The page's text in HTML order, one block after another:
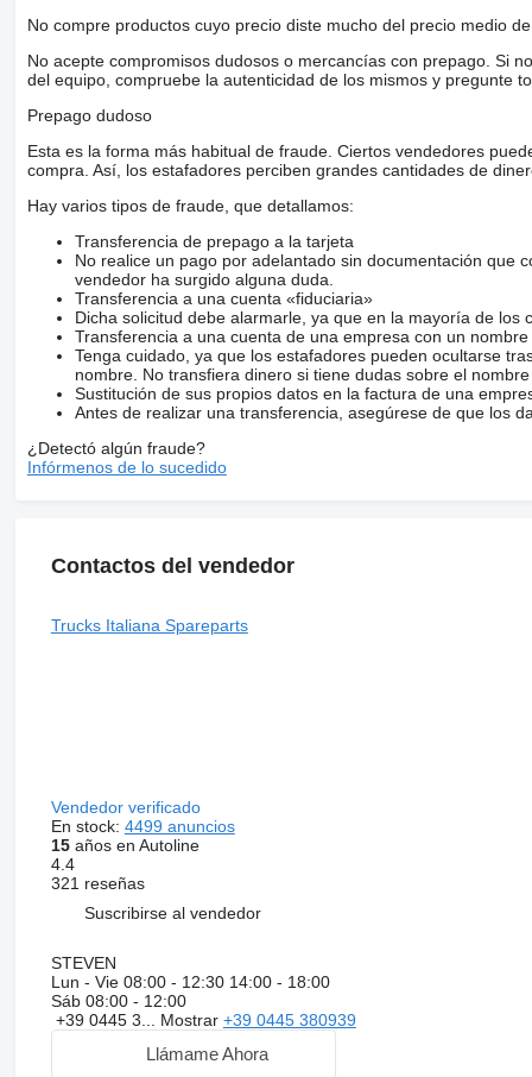
No compre productos cuyo precio diste mucho del precio medio
No acepte compromisos dudosos o mercancías con prepago. Si
del equipo, compruebe la autenticidad de los mismos y pregunte
Prepago dudoso
Esta es la forma más habitual de fraude. Ciertos vendedores
compra. Así, los estafadores perciben grandes cantidades de
Hay varios tipos de fraude, que detallamos:
Transferencia de prepago a la tarjeta
No realice un pago por adelantado sin documentación que
vendedor ha surgido alguna duda.
Transferencia a una cuenta «fiduciaria»
Dicha solicitud debe alarmarle, ya que en la mayoría de los
Transferencia a una cuenta de una empresa con un nombre
Tenga cuidado, ya que los estafadores pueden ocultarse
nombre. No transfiera dinero si tiene dudas sobre el
Sustitución de sus propios datos en la factura de una
Antes de realizar una transferencia, asegúrese de que los
¿Detectó algún fraude?
Infórmenos de lo sucedido
Contactos del vendedor
Trucks Italiana Spareparts
Vendedor verificado
En stock: 4499 anuncios
15años en Autoline
4.4
321 reseñas
Suscribirse al vendedor
STEVEN
Lun - Vie 08:00 - 12:30 14:00 - 18:00
Sáb 08:00 - 12:00
+39 0445 3... Mostrar +39 0445 380939
Llámame Ahora